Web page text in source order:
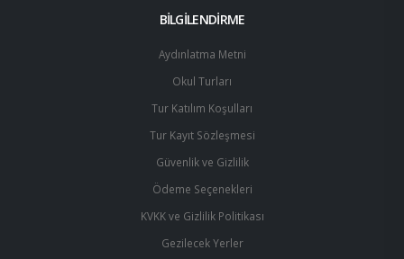
BİLGİLENDİRME
Aydınlatma Metni
Okul Turları
Tur Katılım Koşulları
Tur Kayıt Sözleşmesi
Güvenlik ve Gizlilik
Ödeme Seçenekleri
KVKK ve Gizlilik Politikası
Gezilecek Yerler